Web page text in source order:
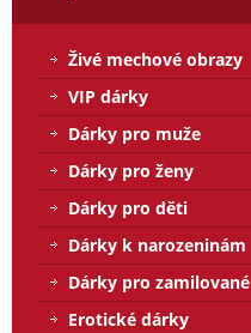
Živé mechové obrazy
VIP dárky
Dárky pro muže
Dárky pro ženy
Dárky pro děti
Dárky k narozeninám
Dárky pro zamilované
Erotické dárky